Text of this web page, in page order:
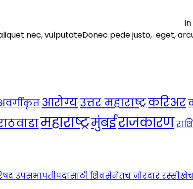
nec, vulputateDonec pede justo, eget,
आरोग्यउत्तर महाराष्ट्रकरिअर
महाराष्ट्रमुंबईराजकारण